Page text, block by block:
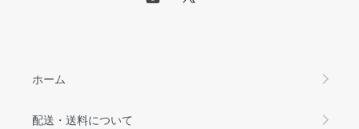
ホーム
配送・送料について